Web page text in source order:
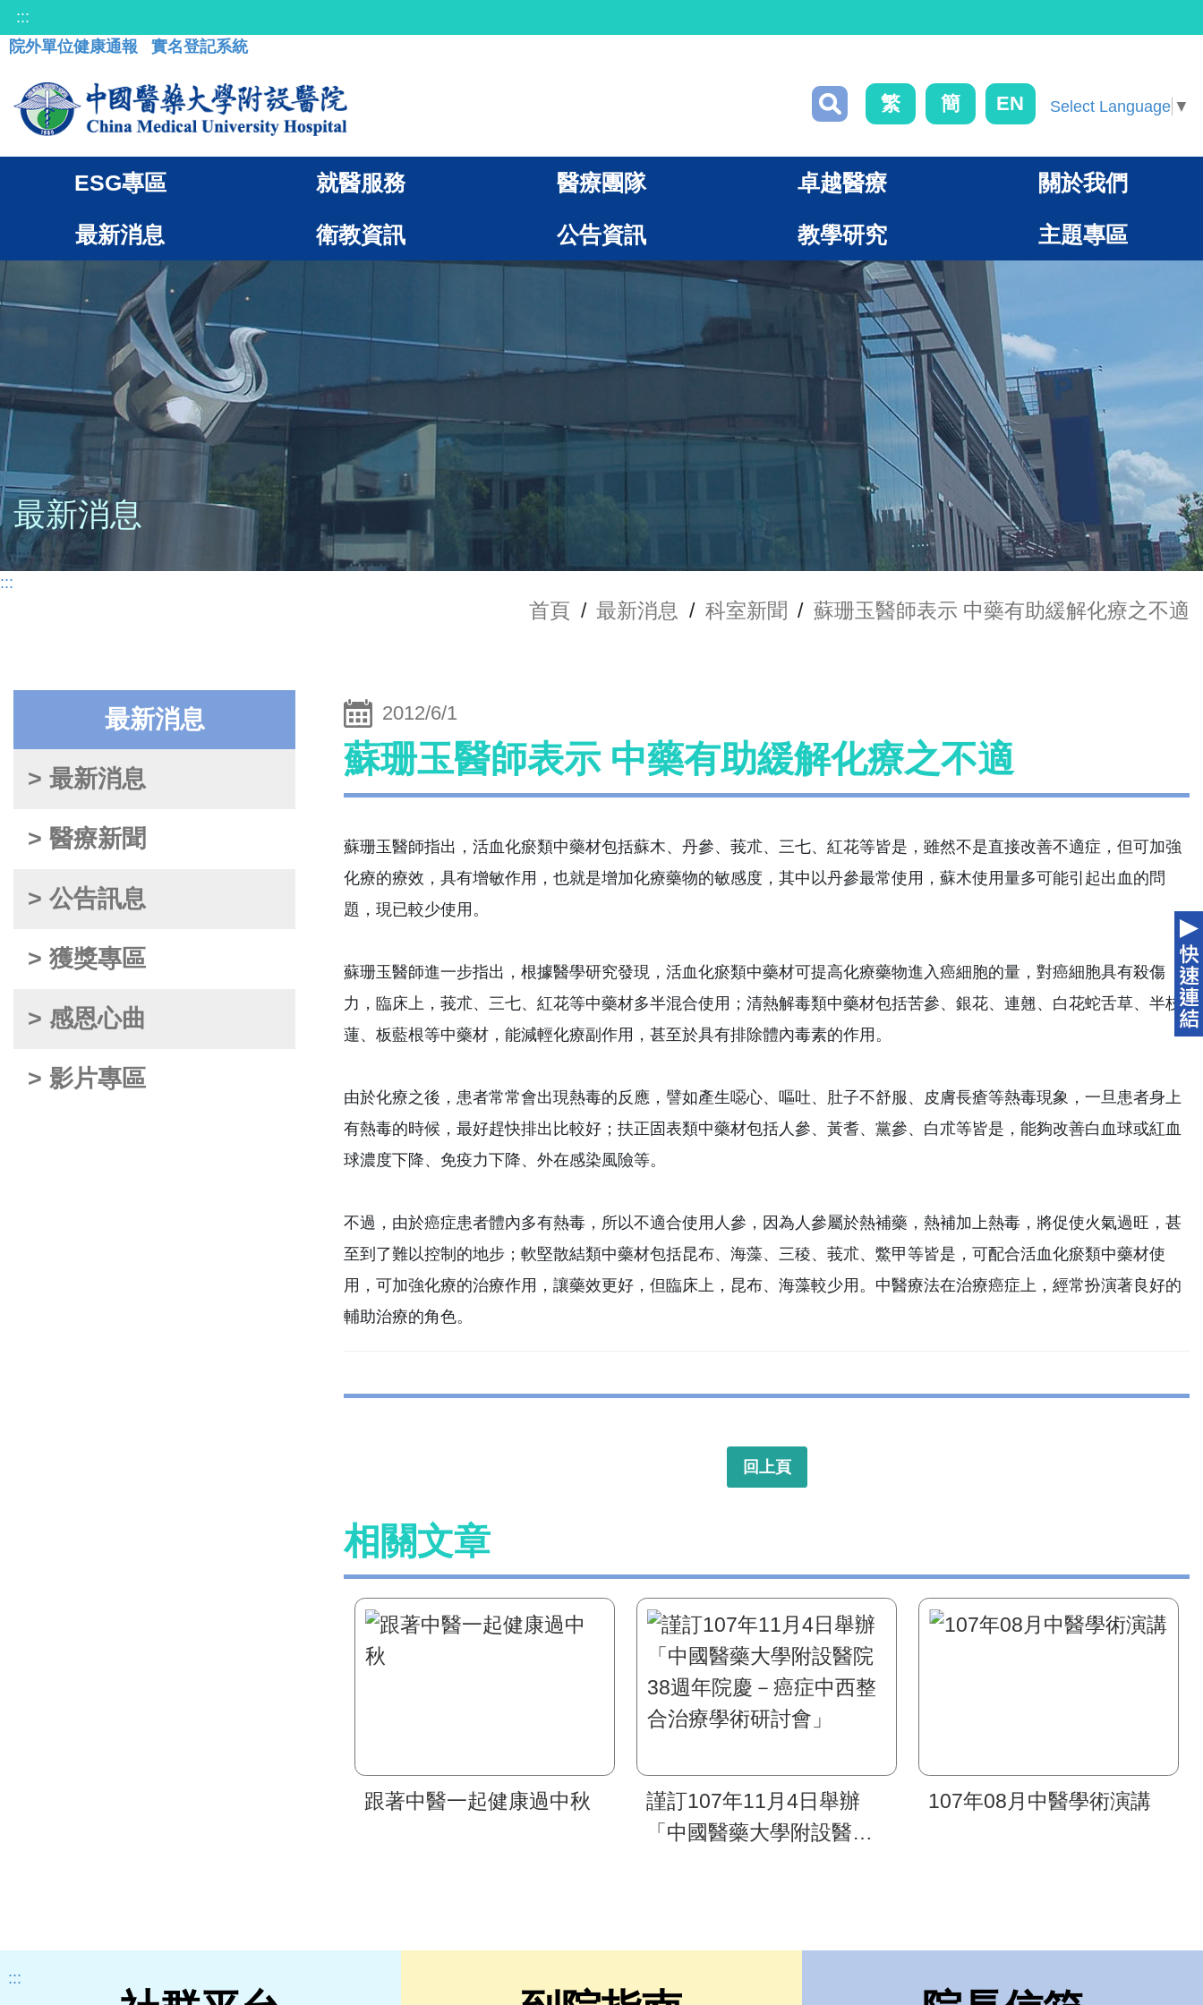
:::
院外單位健康通報
實名登記系統
繁 簡 EN Select Language ▼
ESG專區 就醫服務 醫療團隊 卓越醫療 關於我們
最新消息 衛教資訊 公告資訊 教學研究 主題專區
最新消息
:::
首頁 / 最新消息 / 科室新聞 / 蘇珊玉醫師表示 中藥有助緩解化療之不適
最新消息
> 最新消息
> 醫療新聞
> 公告訊息
> 獲獎專區
> 感恩心曲
> 影片專區
2012/6/1
蘇珊玉醫師表示 中藥有助緩解化療之不適
蘇珊玉醫師指出，活血化瘀類中藥材包括蘇木、丹參、莪朮、三七、紅花等皆是，雖然不是直接改善不適症，但可加強
化療的療效，具有增敏作用，也就是增加化療藥物的敏感度，其中以丹參最常使用，蘇木使用量多可能引起出血的問
題，現已較少使用。
蘇珊玉醫師進一步指出，根據醫學研究發現，活血化瘀類中藥材可提高化療藥物進入癌細胞的量，對癌細胞具有殺傷
力，臨床上，莪朮、三七、紅花等中藥材多半混合使用；清熱解毒類中藥材包括苦參、銀花、連翹、白花蛇舌草、半枝
蓮、板藍根等中藥材，能減輕化療副作用，甚至於具有排除體內毒素的作用。
由於化療之後，患者常常會出現熱毒的反應，譬如產生噁心、嘔吐、肚子不舒服、皮膚長瘡等熱毒現象，一旦患者身上
有熱毒的時候，最好趕快排出比較好；扶正固表類中藥材包括人參、黃耆、黨參、白朮等皆是，能夠改善白血球或紅血
球濃度下降、免疫力下降、外在感染風險等。
不過，由於癌症患者體內多有熱毒，所以不適合使用人參，因為人參屬於熱補藥，熱補加上熱毒，將促使火氣過旺，甚
至到了難以控制的地步；軟堅散結類中藥材包括昆布、海藻、三稜、莪朮、鱉甲等皆是，可配合活血化瘀類中藥材使
用，可加強化療的治療作用，讓藥效更好，但臨床上，昆布、海藻較少用。中醫療法在治療癌症上，經常扮演著良好的
輔助治療的角色。
回上頁
相關文章
跟著中醫一起健康過中秋
謹訂107年11月4日舉辦
「中國醫藥大學附設醫院
107年08月中醫學術演講
:::